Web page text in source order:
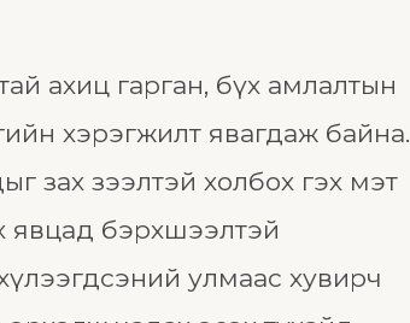
ахиц гарган, бүх амлалтын
хэрэгжилт явагдаж байна.
зах зээлтэй холбох гэх мэт
явцад бэрхшээлтэй
улмаас хувирч